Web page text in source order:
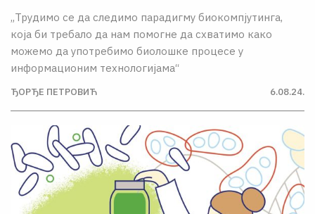
„Трудимо се да следимо парадигму биокомпјутинга,
која би требало да нам помогне да схватимо како
можемо да употребимо биолошке процесе у
информационим технологијама“
ЂОРЂЕ ПЕТРОВИЋ 6.08.24.